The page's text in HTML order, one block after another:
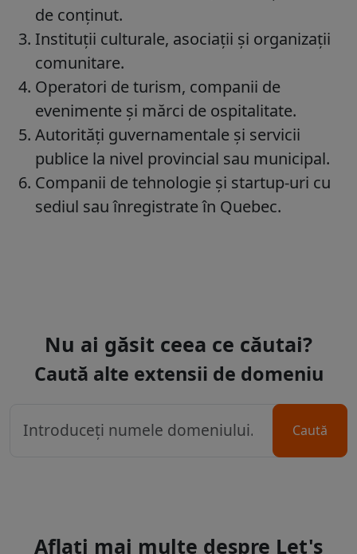
de conținut.
Instituții culturale, asociații și organizații
comunitare.
Operatori de turism, companii de
evenimente și mărci de ospitalitate.
Autorități guvernamentale și servicii
publice la nivel provincial sau municipal.
Companii de tehnologie și startup-uri cu
sediul sau înregistrate în Quebec.
Nu ai găsit ceea ce căutai?
Caută alte extensii de domeniu
Caută